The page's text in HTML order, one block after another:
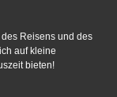
Reisens und des
auf kleine
bieten!